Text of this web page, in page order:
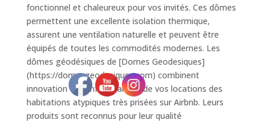
fonctionnel et chaleureux pour vos invités. Ces dômes
permettent une excellente isolation thermique,
assurent une ventilation naturelle et peuvent être
équipés de toutes les commodités modernes. Les
dômes géodésiques de [Domes Geodesiques]
(https://domesgeodesiques.com) combinent
innovation et confort, faisant de vos locations des
habitations atypiques très prisées sur Airbnb. Leurs
produits sont reconnus pour leur qualité